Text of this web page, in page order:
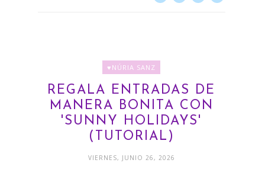
♥NÚRIA SANZ
REGALA ENTRADAS DE
MANERA BONITA CON
'SUNNY HOLIDAYS'
(TUTORIAL)
VIERNES, JUNIO 26, 2026